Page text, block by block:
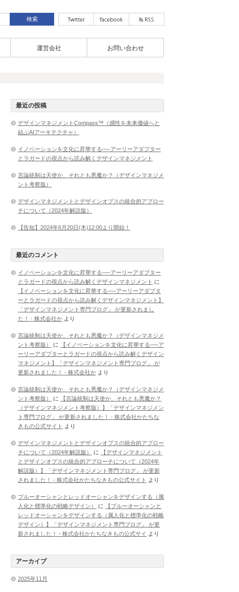
運営会社 お問い合わせ
最近の投稿
デザインマネジメントCompass™（感性を未来価値へと
結ぶAIアーキテクチャ）
イノベーションを文化に昇華する──アーリーアダプター
とラガードの視点から読み解くデザインマネジメント
言論統制は天使か、それとも悪魔か？（デザインマネジメ
ント考察版）
デザインマネジメントとデザインオプスの統合的アプロー
チについて（2024年解説版）
【告知】2024年6月20日(木)12:00より開始！
最近のコメント
イノベーションを文化に昇華する──アーリーアダプター
とラガードの視点から読み解くデザインマネジメント に
【イノベーションを文化に昇華する──アーリーアダプタ
ーとラガードの視点から読み解くデザインマネジメント】
「デザインマネジメント専門ブログ」 が更新されまし
た！ - 株式会社か より
言論統制は天使か、それとも悪魔か？（デザインマネジメ
ント考察版）
に
【イノベーションを文化に昇華する──ア
ーリーアダプターとラガードの視点から読み解くデザイン
マネジメント】「デザインマネジメント専門ブログ」 が
更新されました！ - 株式会社か より
言論統制は天使か、それとも悪魔か？（デザインマネジメ
ント考察版）
に
【言論統制は天使か、それとも悪魔か？
（デザインマネジメント考察版）】「デザインマネジメン
ト専門ブログ」 が更新されました！ - 株式会社かたちな
きもの公式サイト
より
デザインマネジメントとデザインオプスの統合的アプロー
チについて（2024年解説版）
に
【デザインマネジメント
とデザインオプスの統合的アプローチについて（2024年
解説版）】「デザインマネジメント専門ブログ」 が更新
されました！ - 株式会社かたちなきもの公式サイト
より
ブルーオーシャンとレッドオーシャンをデザインする（属
人化と標準化の戦略デザイン）
に
【ブルーオーシャンと
レッドオーシャンをデザインする（属人化と標準化の戦略
デザイン）】「デザインマネジメント専門ブログ」 が更
新されました！ - 株式会社かたちなきもの公式サイ より
アーカイブ
2025年11月